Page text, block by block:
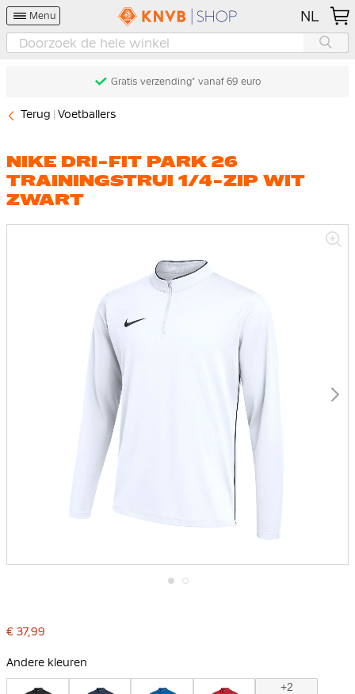
Menu NL
Gratis verzending* vanaf 69 euro
Terug Voetballers
NIKE DRI-FIT PARK 26
TRAININGSTRUI 1/4-ZIP WIT
ZWART
begin
de
€ 37,99
Andere kleuren
+2